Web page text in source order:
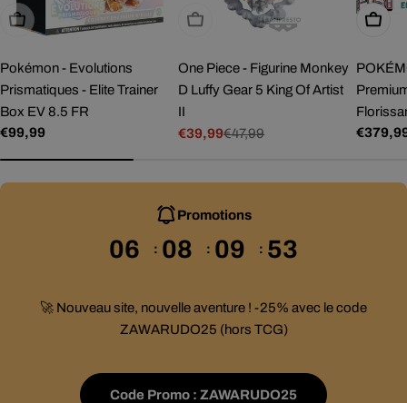
Épuisé
Pokémon - Evolutions
Prismatiques - Elite Trainer
Box EV 8.5 FR
Prix
€99,99
Épuisé
One Piece - Figurine Monkey
D Luffy Gear 5 King Of Artist
II
Prix
€39,99
Prix
€47,99
Prix
Promotions
06 08 09 52
🚀 Nouveau site, nouvelle aventure ! -25% avec le code
ZAWARUDO25 (hors TCG)
Code Promo : ZAWARUDO25